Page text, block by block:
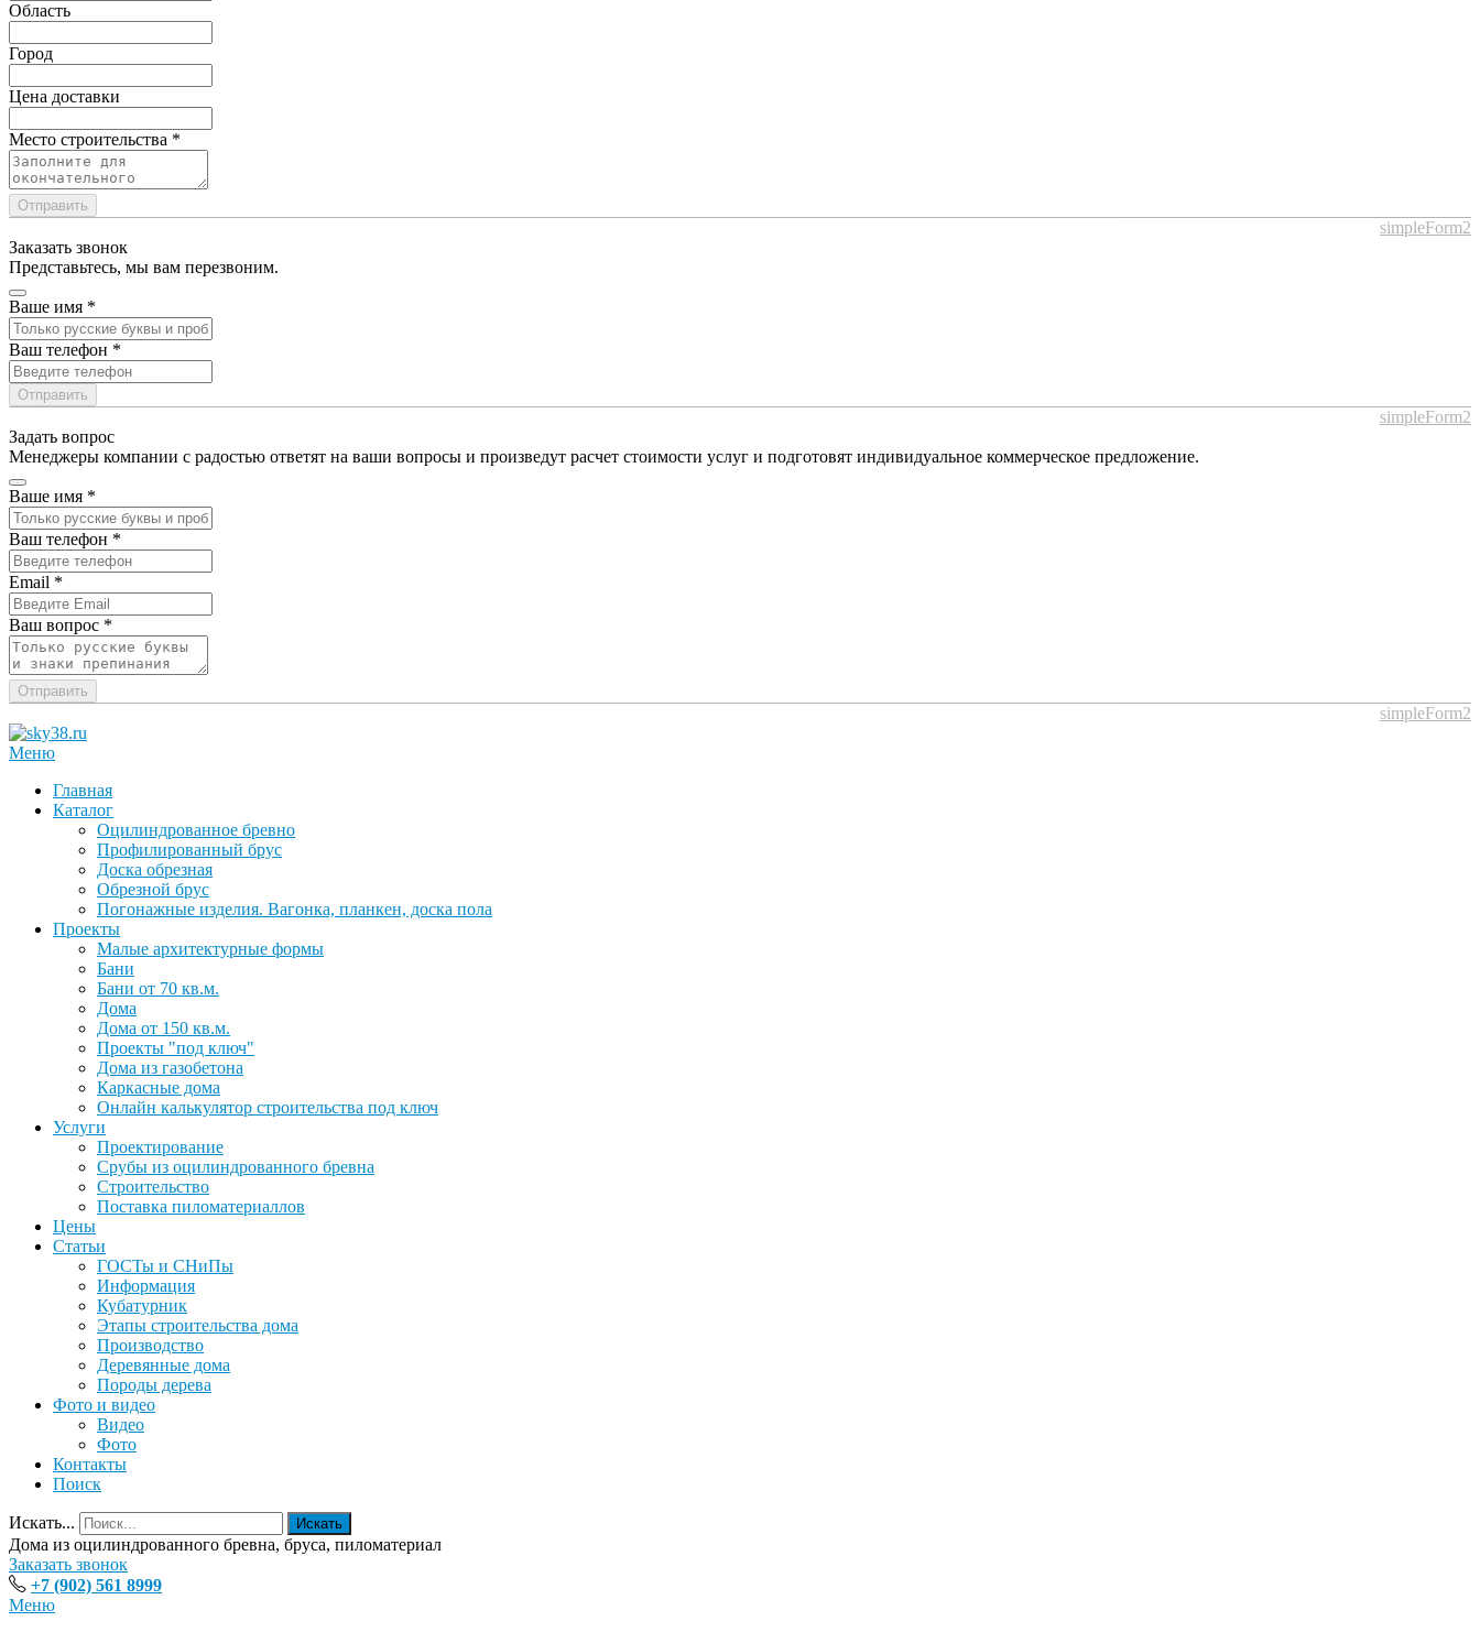
Область
Город
Цена доставки
Место строительства *
Отправить
simpleForm2
Заказать звонок
Представьтесь, мы вам перезвоним.
Ваше имя *
Ваш телефон *
Отправить
simpleForm2
Задать вопрос
Менеджеры компании с радостью ответят на ваши вопросы и произведут расчет стоимости услуг и подготовят индивидуальное коммерческое предложение.
Ваше имя *
Ваш телефон *
Email *
Ваш вопрос *
Отправить
simpleForm2
Меню
Главная
Каталог
Оцилиндрованное бревно
Профилированный брус
Доска обрезная
Обрезной брус
Погонажные изделия. Вагонка, планкен, доска пола
Проекты
Малые архитектурные формы
Бани
Бани от 70 кв.м.
Дома
Дома от 150 кв.м.
Проекты "под ключ"
Дома из газобетона
Каркасные дома
Онлайн калькулятор строительства под ключ
Услуги
Проектирование
Срубы из оцилиндрованного бревна
Строительство
Поставка пиломатериаллов
Цены
Статьи
ГОСТы и СНиПы
Информация
Кубатурник
Этапы строительства дома
Производство
Деревянные дома
Породы дерева
Фото и видео
Видео
Фото
Контакты
Поиск
Искать... Искать
Дома из оцилиндрованного бревна, бруса, пиломатериал
Заказать звонок
+7 (902) 561 8999
Меню